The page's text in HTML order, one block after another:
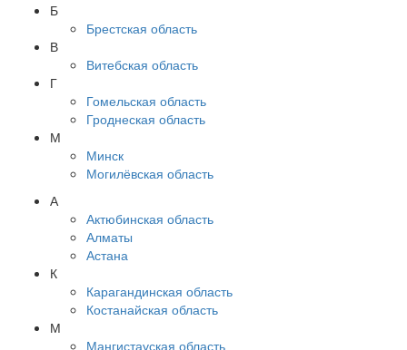
Б
Брестская область
В
Витебская область
Г
Гомельская область
Гроднеская область
М
Минск
Могилёвская область
А
Актюбинская область
Алматы
Астана
К
Карагандинская область
Костанайская область
М
Мангистауская область